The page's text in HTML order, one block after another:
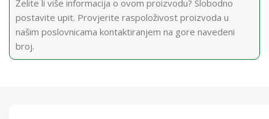
Želite li više informacija o ovom proizvodu? Slobodno
postavite upit. Provjerite raspoloživost proizvoda u
našim poslovnicama kontaktiranjem na gore navedeni
broj.